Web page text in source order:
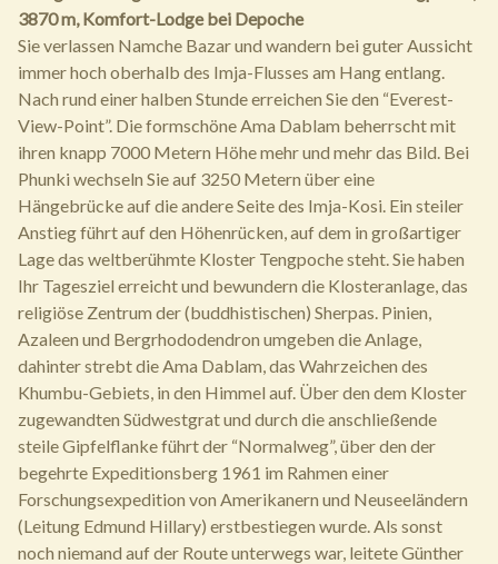
3870 m, Komfort-Lodge bei Depoche
Sie verlassen Namche Bazar und wandern bei guter Aussicht
immer hoch oberhalb des Imja-Flusses am Hang entlang.
Nach rund einer halben Stunde erreichen Sie den “Everest-
View-Point”. Die formschöne Ama Dablam beherrscht mit
ihren knapp 7000 Metern Höhe mehr und mehr das Bild. Bei
Phunki wechseln Sie auf 3250 Metern über eine
Hängebrücke auf die andere Seite des Imja-Kosi. Ein steiler
Anstieg führt auf den Höhenrücken, auf dem in großartiger
Lage das weltberühmte Kloster Tengpoche steht. Sie haben
Ihr Tagesziel erreicht und bewundern die Klosteranlage, das
religiöse Zentrum der (buddhistischen) Sherpas. Pinien,
Azaleen und Bergrhododendron umgeben die Anlage,
dahinter strebt die Ama Dablam, das Wahrzeichen des
Khumbu-Gebiets, in den Himmel auf. Über den dem Kloster
zugewandten Südwestgrat und durch die anschließende
steile Gipfelflanke führt der “Normalweg”, über den der
begehrte Expeditionsberg 1961 im Rahmen einer
Forschungsexpedition von Amerikanern und Neuseeländern
(Leitung Edmund Hillary) erstbestiegen wurde. Als sonst
noch niemand auf der Route unterwegs war, leitete Günther